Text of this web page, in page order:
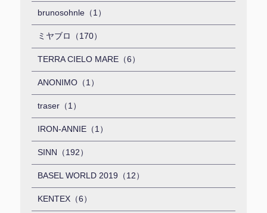
brunosohnle（1）
ミヤブロ（170）
TERRA CIELO MARE（6）
ANONIMO（1）
traser（1）
IRON-ANNIE（1）
SINN（192）
BASEL WORLD 2019（12）
KENTEX（6）